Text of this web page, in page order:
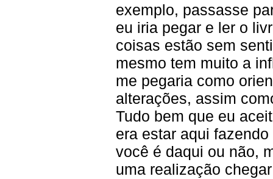
exemplo, passasse
eu iria pegar e ler o
coisas estão sem
mesmo tem muito a
me pegaria como
alterações, assim
Tudo bem que eu
era estar aqui
você é daqui ou não,
uma realização